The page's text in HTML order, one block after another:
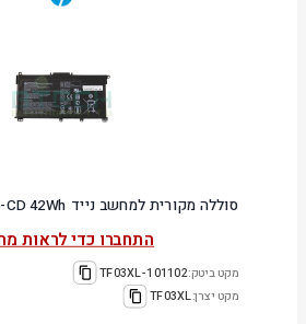
סוללה מקורית למחשב נייד HP Pavilion 15-CD 42Wh
התחברו כדי לראות
מקט ביטק:101102-TF03XL
מקט יצרן:TF03XL